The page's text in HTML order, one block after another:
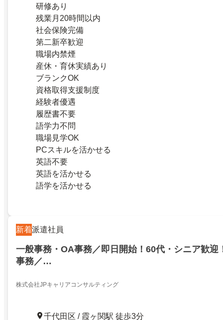
研修あり
残業月20時間以内
社会保険完備
第二新卒歓迎
職場内禁煙
産休・育休実績あり
ブランクOK
資格取得支援制度
経験者優遇
履歴書不要
語学力不問
職場見学OK
PCスキルを活かせる
英語不要
英語を活かせる
語学を活かせる
新着派遣社員
一般事務・OA事務／即日開始！60代・シニア歓迎
事務／…
株式会社JPキャリアコンサルティング
千代田区 / 霞ヶ関駅 徒歩3分